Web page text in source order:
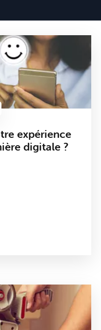
Packs
expérience
digitale ?